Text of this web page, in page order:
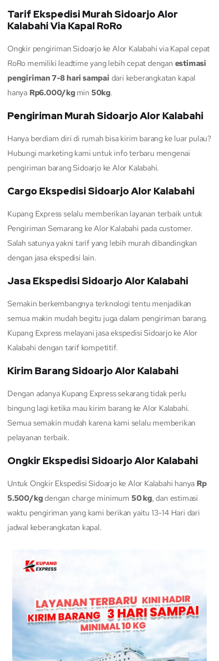
Tarif Ekspedisi Murah Sidoarjo Alor
Kalabahi Via Kapal RoRo
Ongkir pengiriman Sidoarjo ke Alor Kalabahi via Kapal cepat
RoRo memiliki leadtime yang lebih cepat dengan estimasi
pengiriman 7-8 hari sampai dari keberangkatan kapal
hanya Rp6.000/kgmin 50kg.
Pengiriman Murah Sidoarjo Alor Kalabahi
Hanya berdiam diri di rumah bisa kirim barang ke luar pulau?
Hubungi marketing kami untuk info terbaru mengenai
pengiriman barang Sidoarjo ke Alor Kalabahi.
Cargo Ekspedisi Sidoarjo Alor Kalabahi
Kupang Express selalu memberikan layanan terbaik untuk
Pengiriman Semarang ke Alor Kalabahi pada customer.
Salah satunya yakni tarif yang lebih murah dibandingkan
dengan jasa ekspedisi lain.
Jasa Ekspedisi Sidoarjo Alor Kalabahi
Semakin berkembangnya terknologi tentu menjadikan
semua makin mudah begitu juga dalam pengiriman barang.
Kupang Express melayani jasa ekspedisi Sidoarjo ke Alor
Kalabahi dengan tarif kompetitif.
Kirim Barang Sidoarjo Alor Kalabahi
Dengan adanya Kupang Express sekarang tidak perlu
bingung lagi ketika mau kirim barang ke Alor Kalabahi.
Semua semakin mudah karena kami selalu memberikan
pelayanan terbaik.
Ongkir Ekspedisi Sidoarjo Alor Kalabahi
Untuk Ongkir Ekspedisi Sidoarjo ke Alor Kalabahi hanya Rp
5.500/kgdengan charge minimum 50 kg, dan estimasi
waktu pengiriman yang kami berikan yaitu 13-14 Hari dari
jadwal keberangkatan kapal.